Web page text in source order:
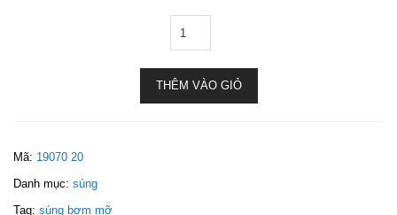
THÊM VÀO GIỎ
Mã: 19070 20
Danh mục: súng
Tag: súng bơm mỡ